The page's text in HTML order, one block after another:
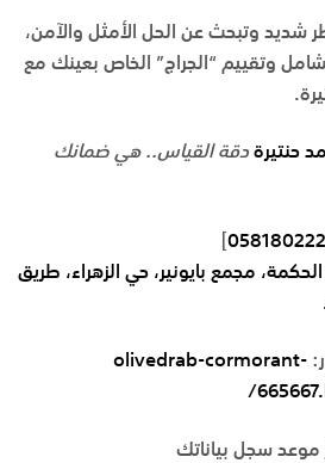
شديد وتبحث عن الحل الأمثل والآمن،
وتقييم “الجراج” الخاص بعينك مع
حنتيرة دقة القياس.. هي ضمانك
مجمع بايونير، حي الزهراء، طريق
olivedrab-cormorant-
موعد سجل بياناتك